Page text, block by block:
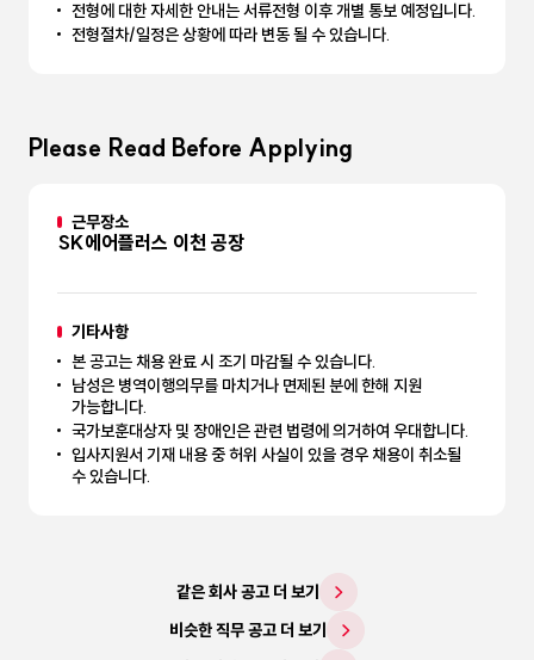
전형에 대한 자세한 안내는 서류전형 이후 개별 통보 예정입니다.
전형절차/일정은 상황에 따라 변동 될 수 있습니다.
Please Read Before Applying
근무장소
SK에어플러스 이천 공장
기타사항
본 공고는 채용 완료 시 조기 마감될 수 있습니다.
남성은 병역이행의무를 마치거나 면제된 분에 한해 지원
가능합니다.
국가보훈대상자 및 장애인은 관련 법령에 의거하여 우대합니다.
입사지원서 기재 내용 중 허위 사실이 있을 경우 채용이 취소될
수 있습니다.
같은 회사 공고 더 보기
비슷한 직무 공고 더 보기